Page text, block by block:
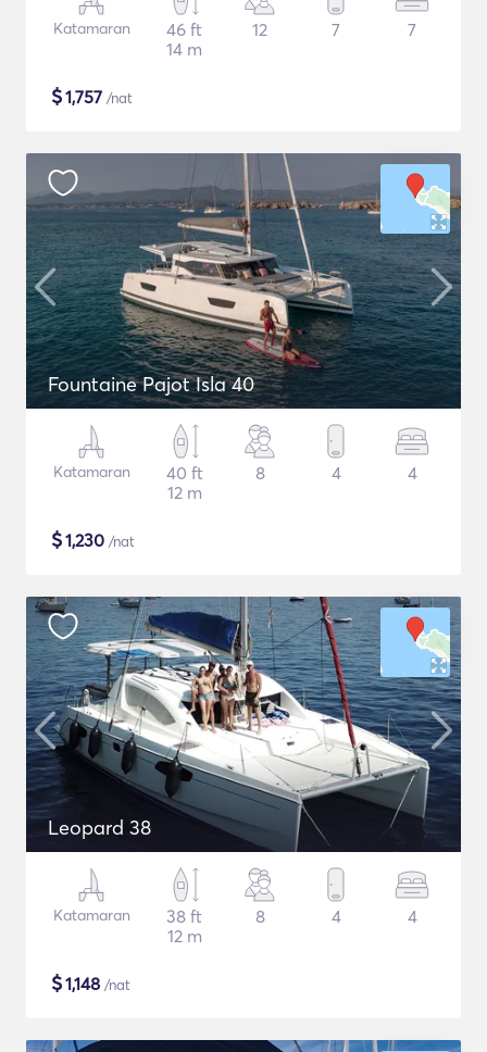
Katamaran
46 ft
14 m
12 7 7
$1,757 /nat
Fountaine Pajot Isla 40
Katamaran
40 ft
12 m
8 4 4
$1,230 /nat
Leopard 38
Katamaran
38 ft
12 m
8 4 4
$1,148 /nat